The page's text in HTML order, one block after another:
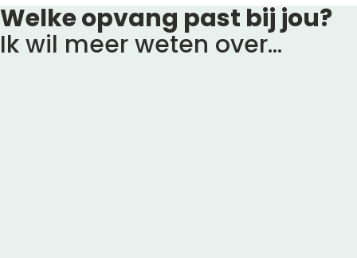
Welkeopvang past bij jou?
Ikwil meerweten over…